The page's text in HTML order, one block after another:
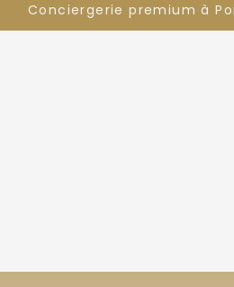
Conciergerie premium à